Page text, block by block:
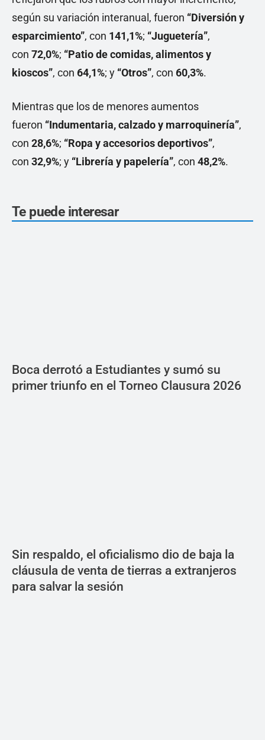
según su variación interanual, fueron “Diversión y
esparcimiento”, con 141,1%; “Juguetería”,
con 72,0%; “Patio de comidas, alimentos y
kioscos”, con 64,1%; y “Otros”, con 60,3%.
Mientras que los de menores aumentos
fueron “Indumentaria, calzado y marroquinería”,
con 28,6%; “Ropa y accesorios deportivos”,
con 32,9%; y “Librería y papelería”, con 48,2%.
Te puede interesar
Boca derrotó a Estudiantes y sumó su
primer triunfo en el Torneo Clausura 2026
Sin respaldo, el oficialismo dio de baja la
cláusula de venta de tierras a extranjeros
para salvar la sesión